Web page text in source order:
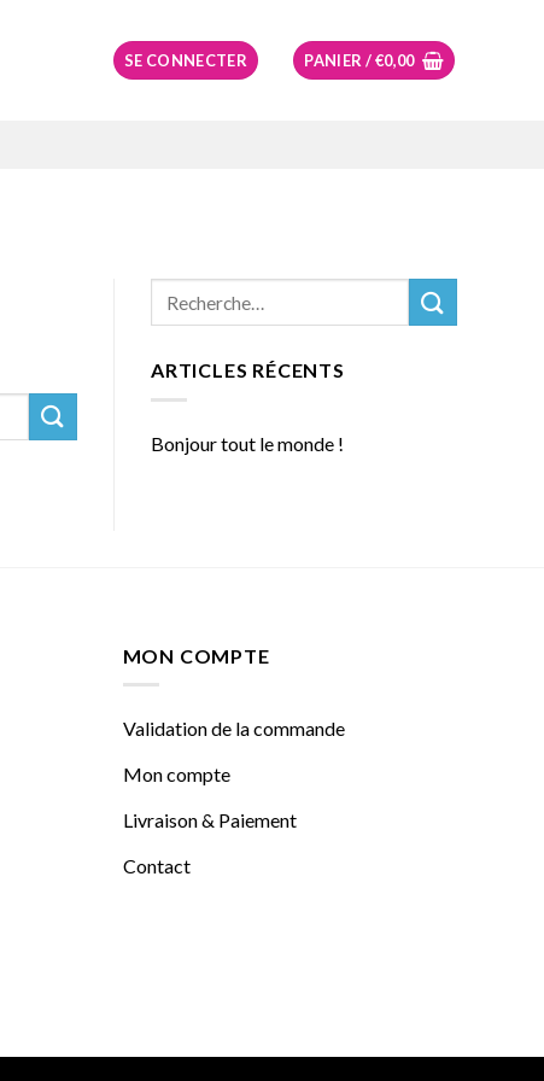
SE CONNECTER PANIER /€0,00
ARTICLES RÉCENTS
Bonjour tout le monde !
MON COMPTE
Validation de la commande
Mon compte
Livraison & Paiement
Contact